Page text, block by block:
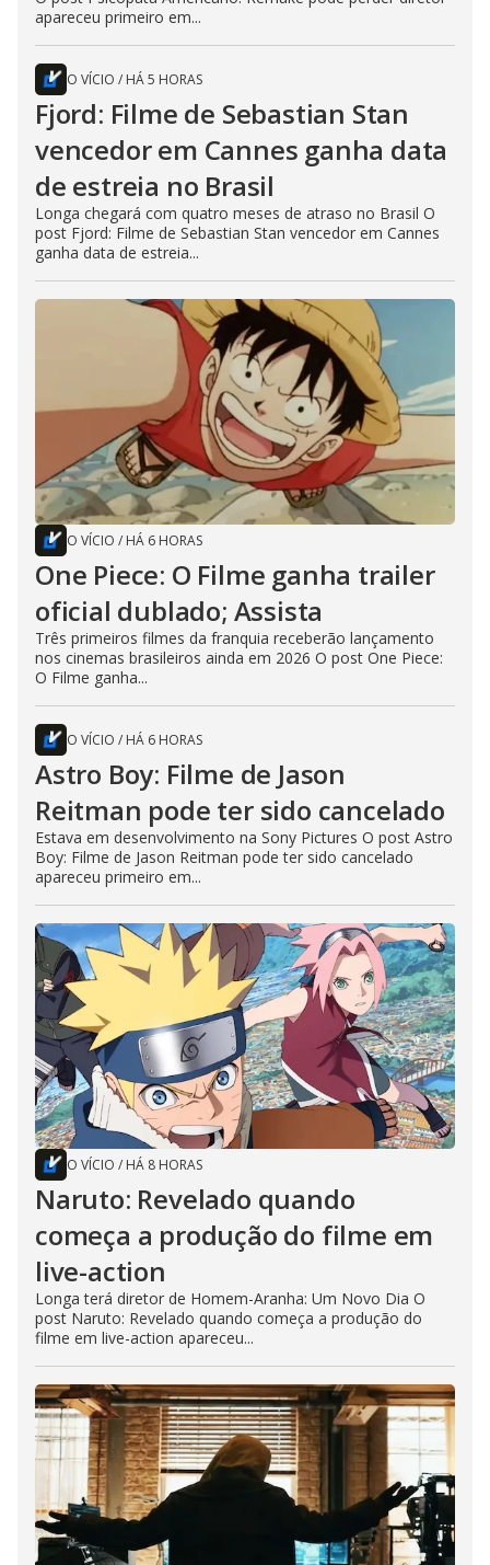
apareceu primeiro em...
O VÍCIO / HÁ 5 HORAS
Fjord: Filme de Sebastian Stan
vencedor em Cannes ganha data
de estreia no Brasil
Longa chegará com quatro meses de atraso no Brasil O
post Fjord: Filme de Sebastian Stan vencedor em Cannes
ganha data de estreia...
O VÍCIO / HÁ 6 HORAS
One Piece: O Filme ganha trailer
oficial dublado; Assista
Três primeiros filmes da franquia receberão lançamento
nos cinemas brasileiros ainda em 2026 O post One Piece:
O Filme ganha...
O VÍCIO / HÁ 6 HORAS
Astro Boy: Filme de Jason
Reitman pode ter sido cancelado
Estava em desenvolvimento na Sony Pictures O post Astro
Boy: Filme de Jason Reitman pode ter sido cancelado
apareceu primeiro em...
O VÍCIO / HÁ 8 HORAS
Naruto: Revelado quando
começa a produção do filme em
live-action
Longa terá diretor de Homem-Aranha: Um Novo Dia O
post Naruto: Revelado quando começa a produção do
filme em live-action apareceu...